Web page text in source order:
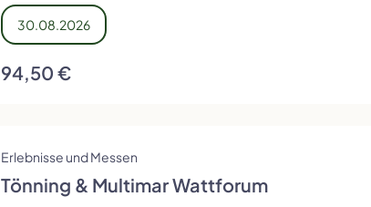
30.08.2026
94,50 €
Erlebnisse und Messen
Tönning & Multimar Wattforum